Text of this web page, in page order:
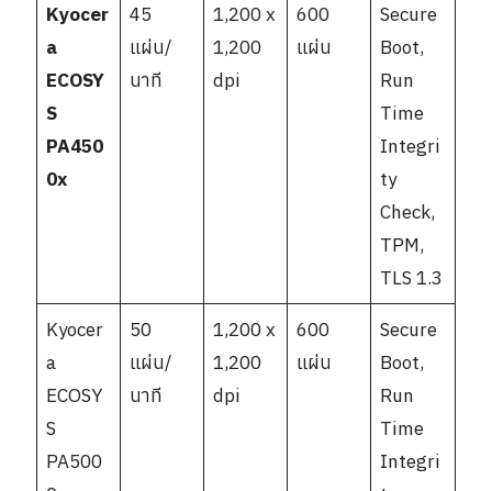
Kyocer
a
ECOSY
S
PA450
0x
45
แผ่น/
นาที
1,200 x
1,200
dpi
600
แผ่น
Secure
Boot,
Run
Time
Integri
ty
Check,
TPM,
TLS 1.3
Kyocer
a
ECOSY
S
PA500
50
แผ่น/
นาที
1,200 x
1,200
dpi
600
แผ่น
Secure
Boot,
Run
Time
Integri